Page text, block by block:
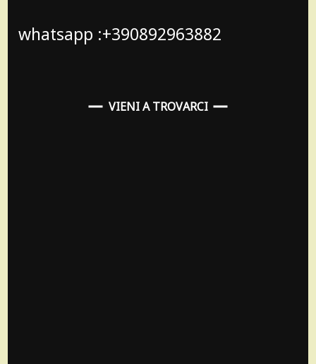
whatsapp :+390892963882
VIENI A TROVARCI